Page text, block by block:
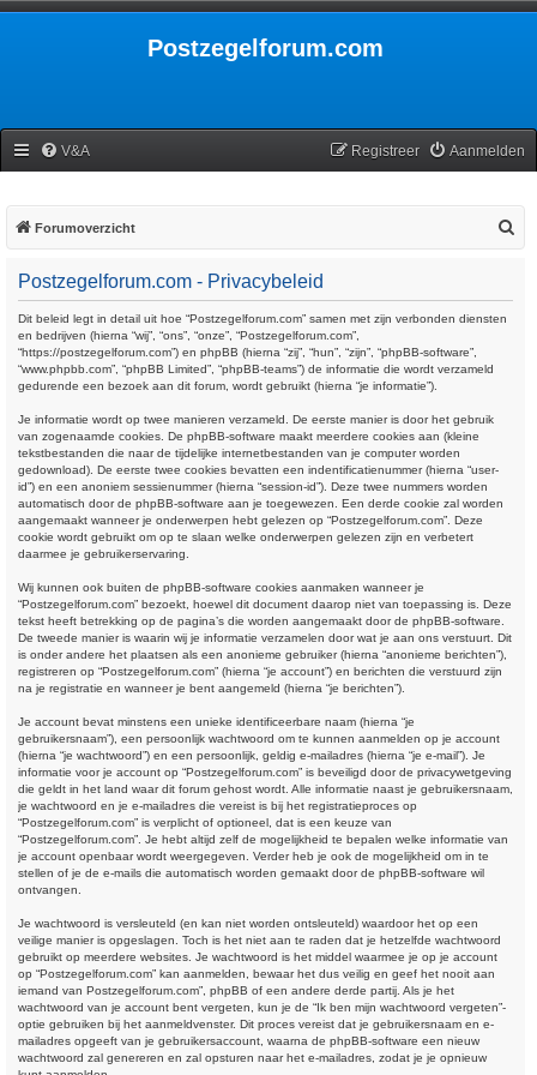
Postzegelforum.com
V&A Aanmelden
Registreer
Forumoverzicht
Postzegelforum.com - Privacybeleid
Dit beleid legt in detail uit hoe “Postzegelforum.com” samen met zijn verbonden diensten
en bedrijven (hierna “wij”, “ons”, “onze”, “Postzegelforum.com”,
“https://postzegelforum.com”) en phpBB (hierna “zij”, “hun”, “zijn”, “phpBB-software”,
“www.phpbb.com”, “phpBB Limited”, “phpBB-teams”) de informatie die wordt verzameld
gedurende een bezoek aan dit forum, wordt gebruikt (hierna “je informatie”).
Je informatie wordt op twee manieren verzameld. De eerste manier is door het gebruik
van zogenaamde cookies. De phpBB-software maakt meerdere cookies aan (kleine
tekstbestanden die naar de tijdelijke internetbestanden van je computer worden
gedownload). De eerste twee cookies bevatten een indentificatienummer (hierna “user-
id”) en een anoniem sessienummer (hierna “session-id”). Deze twee nummers worden
automatisch door de phpBB-software aan je toegewezen. Een derde cookie zal worden
aangemaakt wanneer je onderwerpen hebt gelezen op “Postzegelforum.com”. Deze
cookie wordt gebruikt om op te slaan welke onderwerpen gelezen zijn en verbetert
daarmee je gebruikerservaring.
Wij kunnen ook buiten de phpBB-software cookies aanmaken wanneer je
“Postzegelforum.com” bezoekt, hoewel dit document daarop niet van toepassing is. Deze
tekst heeft betrekking op de pagina’s die worden aangemaakt door de phpBB-software.
De tweede manier is waarin wij je informatie verzamelen door wat je aan ons verstuurt. Dit
is onder andere het plaatsen als een anonieme gebruiker (hierna “anonieme berichten”),
registreren op “Postzegelforum.com” (hierna “je account”) en berichten die verstuurd zijn
na je registratie en wanneer je bent aangemeld (hierna “je berichten”).
Je account bevat minstens een unieke identificeerbare naam (hierna “je
gebruikersnaam”), een persoonlijk wachtwoord om te kunnen aanmelden op je account
(hierna “je wachtwoord”) en een persoonlijk, geldig e-mailadres (hierna “je e-mail”). Je
informatie voor je account op “Postzegelforum.com” is beveiligd door de privacywetgeving
die geldt in het land waar dit forum gehost wordt. Alle informatie naast je gebruikersnaam,
je wachtwoord en je e-mailadres die vereist is bij het registratieproces op
“Postzegelforum.com” is verplicht of optioneel, dat is een keuze van
“Postzegelforum.com”. Je hebt altijd zelf de mogelijkheid te bepalen welke informatie van
je account openbaar wordt weergegeven. Verder heb je ook de mogelijkheid om in te
stellen of je de e-mails die automatisch worden gemaakt door de phpBB-software wil
ontvangen.
Je wachtwoord is versleuteld (en kan niet worden ontsleuteld) waardoor het op een
veilige manier is opgeslagen. Toch is het niet aan te raden dat je hetzelfde wachtwoord
gebruikt op meerdere websites. Je wachtwoord is het middel waarmee je op je account
op “Postzegelforum.com” kan aanmelden, bewaar het dus veilig en geef het nooit aan
iemand van Postzegelforum.com”, phpBB of een andere derde partij. Als je het
wachtwoord van je account bent vergeten, kun je de “Ik ben mijn wachtwoord vergeten”-
optie gebruiken bij het aanmeldvenster. Dit proces vereist dat je gebruikersnaam en e-
mailadres opgeeft van je gebruikersaccount, waarna de phpBB-software een nieuw
wachtwoord zal genereren en zal opsturen naar het e-mailadres, zodat je je opnieuw